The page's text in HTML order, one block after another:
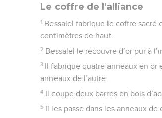
Le coffre de l'alliance
1 Bessalel fabrique le coffre sacré
centimètres de haut.
2 Bessalel le recouvre d’or pur à
3 Il fabrique quatre anneaux en or
anneaux de l’autre.
4 Il coupe deux barres en bois
5 Il les passe dans les anneaux